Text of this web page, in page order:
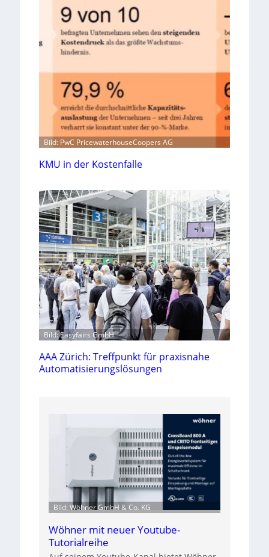
Bild: PwC PricewaterhouseCoopers AG
KMU in der Kostenfalle
Bild: Easyfairs GmbH
AAA Zürich: Treffpunkt für praxisnahe
Automatisierungslösungen
Bild: Wöhner GmbH & Co. KG
Wöhner mit neuer Youtube-
Tutorialreihe